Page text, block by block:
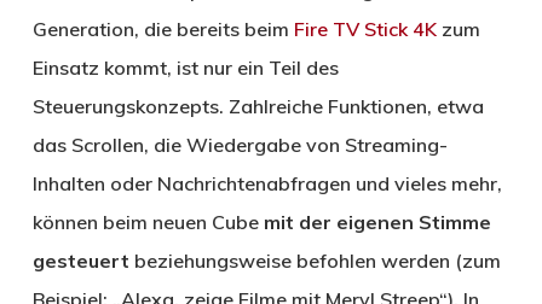
Generation, die bereits beim Fire TV Stick 4Kzum
Einsatz kommt, ist nur ein Teil des
Steuerungskonzepts. Zahlreiche Funktionen, etwa
das Scrollen, die Wiedergabe von Streaming-
Inhalten oder Nachrichtenabfragen und vieles mehr,
können beim neuen Cube mit der eigenen Stimme
gesteuert beziehungsweise befohlen werden (zum
Beispiel: „Alexa, zeige Filme mit Meryl Streep“). In